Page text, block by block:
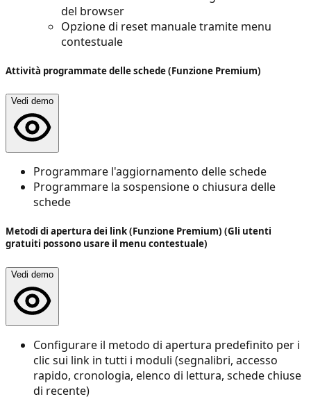
del browser
Opzione di reset manuale tramite menu
contestuale
Attività programmate delle schede (Funzione Premium)
Vedi demo
Programmare l'aggiornamento delle schede
Programmare la sospensione o chiusura delle
schede
Metodi di apertura dei link (Funzione Premium) (Gli utenti
gratuiti possono usare il menu contestuale)
Vedi demo
Configurare il metodo di apertura predefinito per i
clic sui link in tutti i moduli (segnalibri, accesso
rapido, cronologia, elenco di lettura, schede chiuse
di recente)